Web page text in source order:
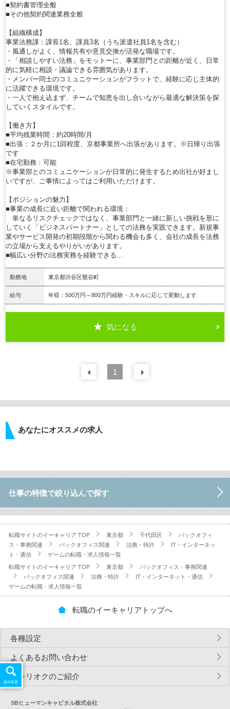
■契約書管理全般
■その他契約関連業務全般
【組織構成】
事業法務課：課長1名、課員3名（うち派遣社員1名を含む）
・風通しがよく、情報共有や意見交換が活発な職場です。
・「相談しやすい法務」をモットーに、事業部門との距離が近く、日常
的に気軽に相談・議論できる雰囲気があります。
・メンバー同士のコミュニケーションがフラットで、経験に応じ主体的
に活躍できる環境です。
・一人で抱え込まず、チームで知恵を出し合いながら最適な解決策を探
していくスタイルです。
【働き方】
■平均残業時間：約20時間/月
■出張：２か月に1回程度、京都事業所へ出張があります。※日帰り出張
です
■在宅勤務：可能
※事業部とのコミュニケーションが日常的に発生するため出社が好まし
いですが、ご事情によってはご利用いただけます。
【ポジションの魅力】
■事業の成長に近い距離で関われる環境：
単なるリスクチェックではなく、事業部門と一緒に新しい挑戦を形に
していく「ビジネスパートナー」としての法務を実践できます。新規事
業やサービス開発の初期段階から関わる機会も多く、会社の成長を法務
の立場から支えるやりがいがあります。
■幅広い分野の法務実務を経験できる…
勤務地 東京都渋谷区鶯谷町
給与 年収：500万円～800万円経験・スキルに応じて変動します
気になる
前の 件
1
あなたにオススメの求人
仕事の特徴で絞り込んで探す
転職サイトのイーキャリア TOP 東京都 千代田区
バックオフィ
ス・事務関連
バックオフィス関連 法務・特許
IT・インターネッ
ト・通信
ゲームの転職・求人情報一覧
転職サイトのイーキャリア TOP 東京都
バックオフィス・事務関連
バックオフィス関連
法務・特許
IT・インターネット・通信
ゲームの転職・求人情報一覧
条件変更
転職のイーキャリアトップへ
各種設定
よくあるお問い合わせ
キャリオクのご紹介
SBヒューマンキャピタル株式会社